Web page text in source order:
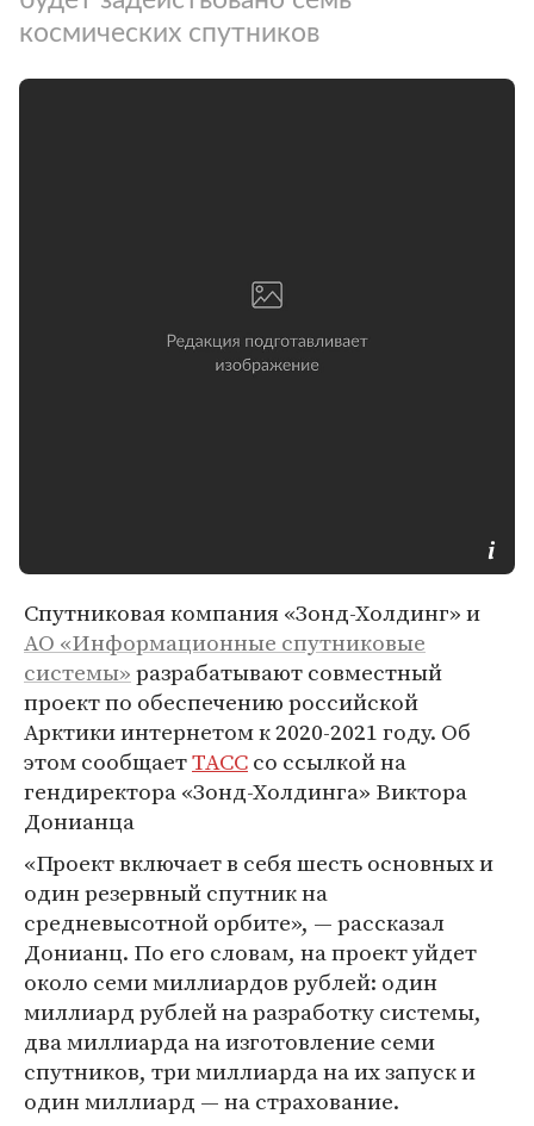
космических спутников
Спутниковая компания «Зонд-Холдинг» и
АО «Информационные спутниковые
системы»разрабатывают совместный
проект по обеспечению российской
Арктики интернетом к 2020-2021 году. Об
этом сообщаетТАССсо ссылкой на
гендиректора «Зонд-Холдинга» Виктора
Донианца
«Проект включает в себя шесть основных и
один резервный спутник на
средневысотной орбите», — рассказал
Донианц. По его словам, на проект уйдет
около семи миллиардов рублей: один
миллиард рублей на разработку системы,
два миллиарда на изготовление семи
спутников, три миллиарда на их запуск и
один миллиард — на страхование.